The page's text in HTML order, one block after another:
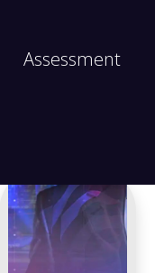
Assessment